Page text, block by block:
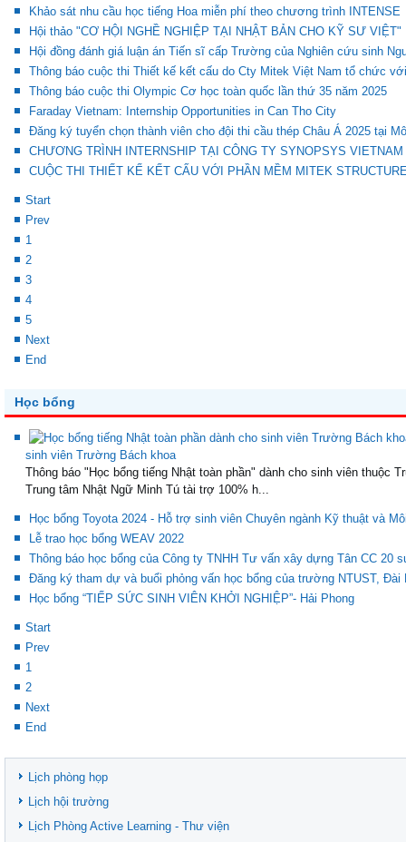
Khảo sát nhu cầu học tiếng Hoa miễn phí theo chương trình INTENSE
Hội thảo "CƠ HỘI NGHỀ NGHIỆP TẠI NHẬT BẢN CHO KỸ SƯ VIỆT"
Hội đồng đánh giá luận án Tiến sĩ cấp Trường của Nghiên cứu sinh
Thông báo cuộc thi Thiết kế kết cấu do Cty Mitek Việt Nam tổ chức
Thông báo cuộc thi Olympic Cơ học toàn quốc lần thứ 35 năm 2025
Faraday Vietnam: Internship Opportunities in Can Tho City
Đăng ký tuyển chọn thành viên cho đội thi cầu thép Châu Á 2025 tại
CHƯƠNG TRÌNH INTERNSHIP TẠI CÔNG TY SYNOPSYS VIETNAM
CUỘC THI THIẾT KẾ KẾT CẤU VỚI PHẦN MỀM MITEK
Start
Prev
1
2
3
4
5
Next
End
Học bổng
sinh viên Trường Bách khoa
Thông báo "Học bổng tiếng Nhật toàn phần" dành cho sinh viên thuộc
Trung tâm Nhật Ngữ Minh Tú tài trợ 100% h...
Học bổng Toyota 2024 - Hỗ trợ sinh viên Chuyên ngành Kỹ thuật và
Lễ trao học bổng WEAV 2022
Thông báo học bổng của Công ty TNHH Tư vấn xây dựng Tân CC 20
Đăng ký tham dự và buổi phỏng vấn học bổng của trường NTUST, Đài
Học bổng “TIẾP SỨC SINH VIÊN KHỞI NGHIỆP”- Hải Phong
Start
Prev
1
2
Next
End
Lịch phòng họp
Lịch hội trường
Lịch Phòng Active Learning - Thư viện